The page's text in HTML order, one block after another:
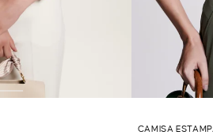
CAMISA